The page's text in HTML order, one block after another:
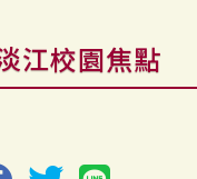
江校園焦點